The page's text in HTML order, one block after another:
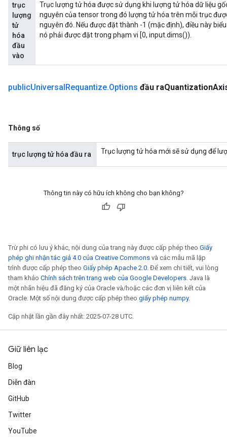
trục
lượng
tử
hóa
đầu
vào
Trục lượng tử hóa được sử dụng khi lượng tử hóa dữ liệu
nguyên của tensor trong đó lượng tử hóa trên mỗi trục
nguyên đó. Nếu được đặt thành -1 (mặc định), điều này
nó phải được đặt trong phạm vi [0, input.dims()).
publicUniversalRequantize.Options đầu raQuantization
Thông số
trục lượng tử hóa đầu ra Trục lượng tử hóa mới sẽ sử dụng để
Thông tin này có hữu ích không cho bạn không?
Trừ phi có lưu ý khác, nội dung của trang này được cấp phép theo Giấy
phép ghi nhận tác giả 4.0 của Creative Commons và các mẫu mã lập
trình được cấp phép theo Giấy phép Apache 2.0. Để xem chi tiết, vui lòng
tham khảo Chính sách trên trang web của Google Developers. Java là
một nhãn hiệu đã đăng ký của Oracle và/hoặc các đơn vị liên kết của
Oracle. Một số nội dung được cấp phép theo giấy phép numpy.
Cập nhật lần gần đây nhất: 2025-07-28 UTC.
Giữ liên lạc
Blog
Diễn đàn
GitHub
Twitter
YouTube